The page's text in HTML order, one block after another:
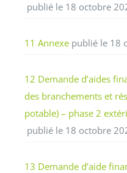
publié le 18 octobre
11 Annexe publié le 18
12 Demande d’aides
des branchements et
potable) – phase 2
publié le 18 octobre
13 Demande d’aide